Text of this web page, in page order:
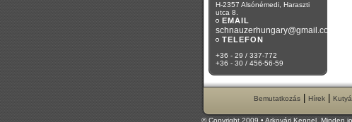
H-2357 Alsónémedi, Haraszti
utca 8.
EMAIL
schnauzerhungary@gmail.com
TELEFON
+36 - 29 / 337-772
+36 - 30 / 456-56-59
Bemutatkozás| Hírek|
© Copyright 2009 • Arkovári Kennel. Minden